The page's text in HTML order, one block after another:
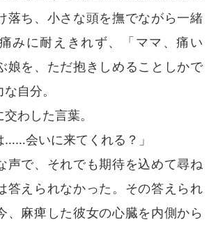
落ち、小さな頭を撫でながら一緒
みに耐えきれず、「ママ、痛い
娘を、ただ抱きしめることしかで
自分。
わした言葉。
……会いに来てくれる？」
声で、それでも期待を込めて尋ね
答えられなかった。その答えられ
、麻痺した彼女の心臓を内側から